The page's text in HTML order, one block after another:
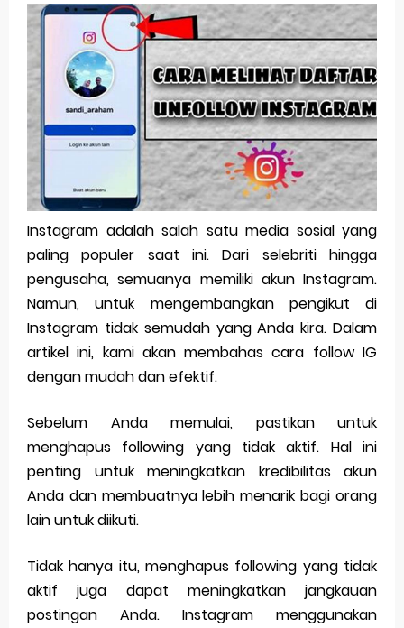
Bitcoin Miner Android: Apa Itu Dan Bagaimana Cara Menggunakannya
Pp Wa Couple Pasangan: Cara Terbaik Untuk Menjaga Hubungan
Cara Mengecek Windows Ori
Simpan Profil Ig Dengan Mudah
Aplikasi Togel Android: Solusi Praktis Untuk Pecinta Togel
Siap Video Call, tapi Download Aplikasinya Dulu, Abangku
Sunday, 9 August
Instagram adalah salah satu media sosial yang
paling populer saat ini. Dari selebriti hingga
pengusaha, semuanya memiliki akun Instagram.
Namun, untuk mengembangkan pengikut di
Instagram tidak semudah yang Anda kira. Dalam
artikel ini, kami akan membahas cara follow IG
dengan mudah dan efektif.
Sebelum Anda memulai, pastikan untuk
menghapus following yang tidak aktif. Hal ini
penting untuk meningkatkan kredibilitas akun
Anda dan membuatnya lebih menarik bagi orang
lain untuk diikuti.
Tidak hanya itu, menghapus following yang tidak
aktif juga dapat meningkatkan jangkauan
postingan Anda. Instagram menggunakan